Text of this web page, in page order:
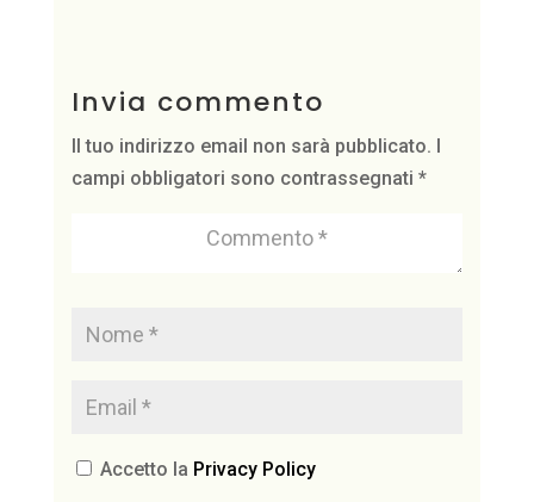
Invia commento
Il tuo indirizzo email non sarà pubblicato.
campi obbligatori sono contrassegnati *
Accetto la Privacy Policy